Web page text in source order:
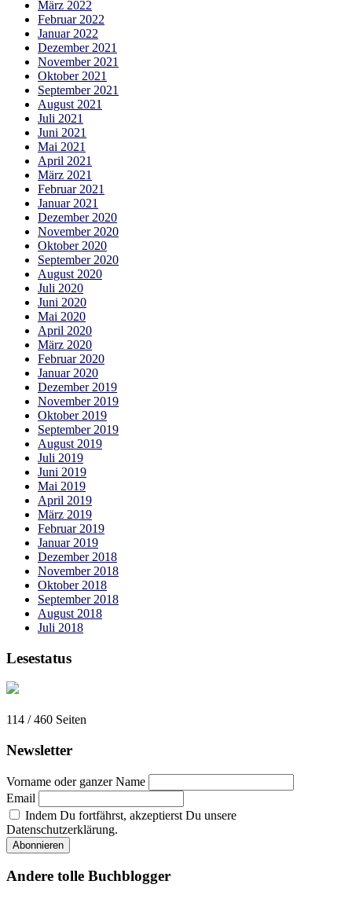
März 2022
Februar 2022
Januar 2022
Dezember 2021
November 2021
Oktober 2021
September 2021
August 2021
Juli 2021
Juni 2021
Mai 2021
April 2021
März 2021
Februar 2021
Januar 2021
Dezember 2020
November 2020
Oktober 2020
September 2020
August 2020
Juli 2020
Juni 2020
Mai 2020
April 2020
März 2020
Februar 2020
Januar 2020
Dezember 2019
November 2019
Oktober 2019
September 2019
August 2019
Juli 2019
Juni 2019
Mai 2019
April 2019
März 2019
Februar 2019
Januar 2019
Dezember 2018
November 2018
Oktober 2018
September 2018
August 2018
Juli 2018
Lesestatus
114 / 460 Seiten
Newsletter
Vorname oder ganzer Name
Email
Indem Du fortfährst, akzeptierst Du unsere
Datenschutzerklärung.
Andere tolle Buchblogger